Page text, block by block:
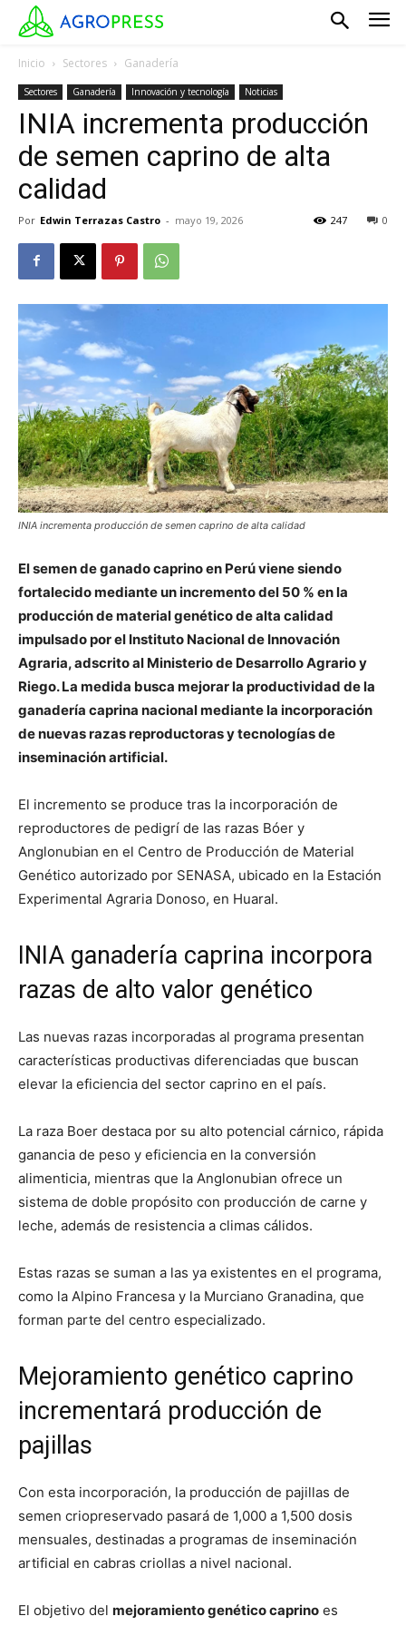
Inicio Sectores Ganadería
Sectores Ganadería Innovación y tecnología Noticias
INIA incrementa producción
de semen caprino de alta
calidad
Por Edwin Terrazas Castro - mayo 19, 2026 0
247
INIA incrementa producción de semen caprino de alta calidad
El semen de ganado caprino en Perú viene siendo
fortalecido mediante un incremento del 50 % en la
producción de material genético de alta calidad
impulsado por el Instituto Nacional de Innovación
Agraria, adscrito al Ministerio de Desarrollo Agrario y
Riego. La medida busca mejorar la productividad de la
ganadería caprina nacional mediante la incorporación
de nuevas razas reproductoras y tecnologías de
inseminación artificial.
El incremento se produce tras la incorporación de
reproductores de pedigrí de las razas Bóer y
Anglonubian en el Centro de Producción de Material
Genético autorizado por SENASA, ubicado en la Estación
Experimental Agraria Donoso, en Huaral.
INIA ganadería caprina incorpora
razas de alto valor genético
Las nuevas razas incorporadas al programa presentan
características productivas diferenciadas que buscan
elevar la eficiencia del sector caprino en el país.
La raza Boer destaca por su alto potencial cárnico, rápida
ganancia de peso y eficiencia en la conversión
alimenticia, mientras que la Anglonubian ofrece un
sistema de doble propósito con producción de carne y
leche, además de resistencia a climas cálidos.
Estas razas se suman a las ya existentes en el programa,
como la Alpino Francesa y la Murciano Granadina, que
forman parte del centro especializado.
Mejoramiento genético caprino
incrementará producción de
pajillas
Con esta incorporación, la producción de pajillas de
semen criopreservado pasará de 1,000 a 1,500 dosis
mensuales, destinadas a programas de inseminación
artificial en cabras criollas a nivel nacional.
El objetivo del mejoramiento genético caprino es